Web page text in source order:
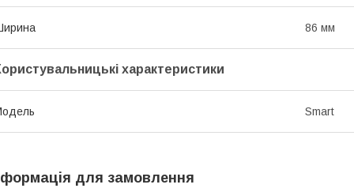
86 мм
характеристики
Smart
для замовлення